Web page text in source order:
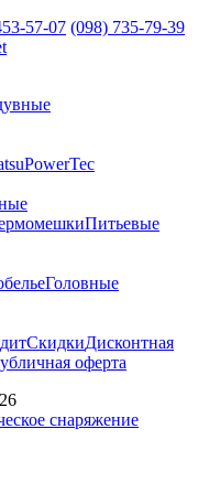
57-07 (098) 735-79-39
PowerTec
Питьевые
Головные
СкидкиДисконтная
оферта
снаряжение